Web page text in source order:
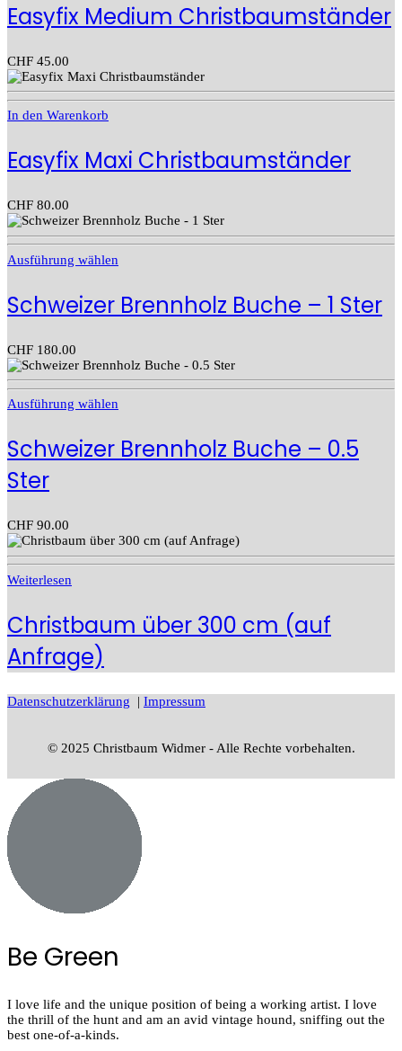
Easyfix Medium Christbaumständer
CHF 45.00
In den Warenkorb
Easyfix Maxi Christbaumständer
CHF 80.00
Ausführung wählen
Schweizer Brennholz Buche – 1 Ster
CHF 180.00
Ausführung wählen
Schweizer Brennholz Buche – 0.5
Ster
CHF 90.00
Weiterlesen
Christbaum über 300 cm (auf
Anfrage)
Datenschutzerklärung | Impressum
© 2025 Christbaum Widmer - Alle Rechte vorbehalten.
Be Green
I love life and the unique position of being a working artist. I love
the thrill of the hunt and am an avid vintage hound, sniffing out the
best one-of-a-kinds.